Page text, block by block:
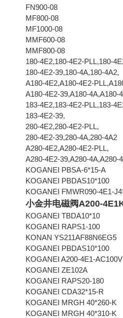
FN900-08
MF800-08
MF1000-08
MMF600-08
MMF800-08
180-4E2,180-4E2-PLL,180-
180-4E2-39,180-4A,180-4A2,
A180-4E2,A180-4E2-
A180-4E2-39,A180-4A,A180-
183-4E2,183-4E2-PLL,183-
183-4E2-39,
280-4E2,280-4E2-PLL,
280-4E2-39,280-4A,280-4A2
A280-4E2,A280-4E2-PLL,
A280-4E2-39,A280-4A,A280-
KOGANEI PBSA-6*15-A
KOGANEI PBDAS10*100
KOGANEI FMWR090-4E1-
小金井电磁阀A200-
KOGANEI TBDA10*10
KOGANEI RAPS1-100
KONAN YS211AF88N6EG5
KOGANEI PBDAS10*100
KOGANEI A200-4E1-AC100V
KOGANEI ZE102A
KOGANEI RAPS20-180
KOGANEI CDA32*15-R
KOGANEI MRGH 40*260-K
KOGANEI MRGH 40*310-K